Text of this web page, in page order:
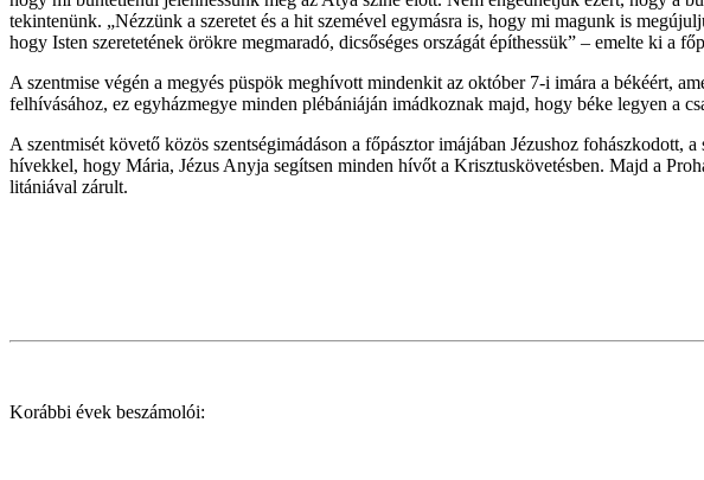
tekintenünk. „Nézzünk a szeretet és a hit szemével egymásra is, hogy mi magunk is
hogy Isten szeretetének örökre megmaradó, dicsőséges országát építhessük” – emelte ki a
A szentmise végén a megyés püspök meghívott mindenkit az október 7-i imára a békéért,
felhívásához, ez egyházmegye minden plébániáján imádkoznak majd, hogy béke legyen a
A szentmisét követő közös szentségimádáson a főpásztor imájában Jézushoz fohászkodott,
hívekkel, hogy Mária, Jézus Anyja segítsen minden hívőt a Krisztuskövetésben. Majd a
litániával zárult.
Korábbi évek beszámolói: